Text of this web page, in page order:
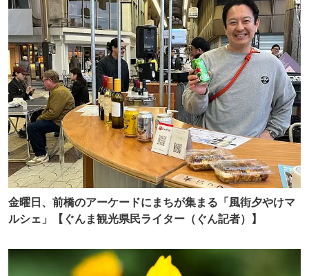
金曜日、前橋のアーケードにまちが集まる「風街夕やけマ
ルシェ」【ぐんま観光県民ライター（ぐん記者）】